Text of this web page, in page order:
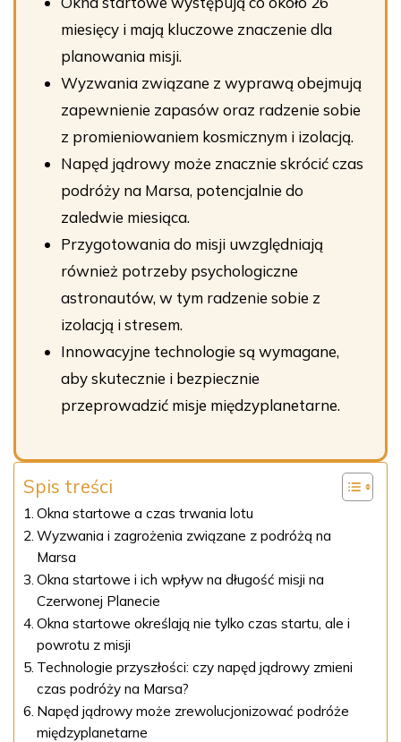
miesięcy i mają kluczowe znaczenie dla
planowania misji.
Wyzwania związane z wyprawą obejmują
zapewnienie zapasów oraz radzenie sobie
z promieniowaniem kosmicznym i izolacją.
Napęd jądrowy może znacznie skrócić czas
podróży na Marsa, potencjalnie do
zaledwie miesiąca.
Przygotowania do misji uwzględniają
również potrzeby psychologiczne
astronautów, w tym radzenie sobie z
izolacją i stresem.
Innowacyjne technologie są wymagane,
aby skutecznie i bezpiecznie
przeprowadzić misje międzyplanetarne.
Spis treści
Okna startowe a czas trwania lotu
Wyzwania i zagrożenia związane z podróżą na
Marsa
Okna startowe i ich wpływ na długość misji na
Czerwonej Planecie
Okna startowe określają nie tylko czas startu, ale i
powrotu z misji
Technologie przyszłości: czy napęd jądrowy zmieni
czas podróży na Marsa?
Napęd jądrowy może zrewolucjonizować podróże
międzyplanetarne